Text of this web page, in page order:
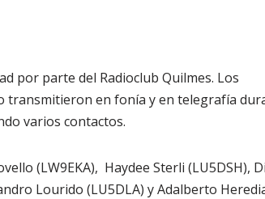
por parte del Radioclub Quilmes. Los
en fonía y en telegrafía
varios contactos.
(LW9EKA), Haydee Sterli (LU5DSH),
Lourido (LU5DLA) y Adalberto